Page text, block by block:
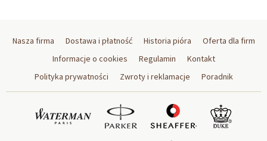
Nasza firma Dostawa i płatność Historia pióra
Oferta dla firm
Informacje o cookies
Regulamin
Kontakt
Polityka prywatności
Zwroty i reklamacje Poradnik